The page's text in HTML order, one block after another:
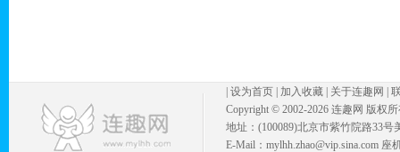
设为首页 加入收藏 关于连趣网
Copyright © 2002-2026 连趣网 版权
地址：(100089)北京市紫竹院路33号
E-Mail：mylhh.zhao@vip.sina.com